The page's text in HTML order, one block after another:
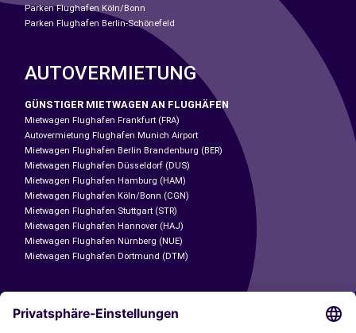
Parken Flughafen Köln/Bonn
Parken Flughafen Berlin-Schönefeld
AUTOVERMIETUNG
GÜNSTIGER MIETWAGEN AN FLUGHÄFEN
Mietwagen Flughafen Frankfurt (FRA)
Autovermietung Flughafen Munich Airport
Mietwagen Flughafen Berlin Brandenburg (BER)
Mietwagen Flughafen Düsseldorf (DUS)
Mietwagen Flughafen Hamburg (HAM)
Mietwagen Flughafen Köln/Bonn (CGN)
Mietwagen Flughafen Stuttgart (STR)
Mietwagen Flughafen Hannover (HAJ)
Mietwagen Flughafen Nürnberg (NUE)
Mietwagen Flughafen Dortmund (DTM)
CARSHARING